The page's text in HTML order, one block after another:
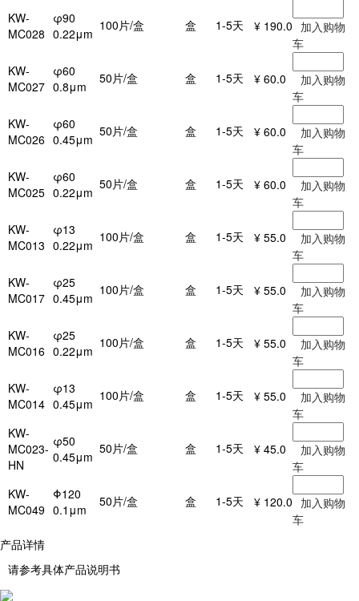
KW-
MC028
φ90
0.22μm
100片/盒 盒 1-5天 ¥ 190.0 加入购物
车
KW-
MC027
φ60
0.8μm
50片/盒 盒 1-5天 ¥ 60.0
加入购物
车
KW-
MC026
φ60
0.45μm
50片/盒 盒 1-5天 ¥ 60.0
加入购物
车
KW-
MC025
φ60
0.22μm
50片/盒 盒 1-5天 ¥ 60.0
加入购物
车
KW-
MC013
φ13
0.22μm
100片/盒 盒 1-5天 ¥ 55.0
加入购物
车
KW-
MC017
φ25
0.45μm
100片/盒 盒 1-5天 ¥ 55.0
加入购物
车
KW-
MC016
φ25
0.22μm
100片/盒 盒 1-5天 ¥ 55.0
加入购物
车
KW-
MC014
φ13
0.45μm
100片/盒 盒 1-5天 ¥ 55.0
加入购物
车
KW-
MC023-
HN
φ50
0.45μm
50片/盒 盒 1-5天 ¥ 45.0
加入购物
车
KW-
MC049
Φ120
0.1μm
50片/盒 盒 1-5天 ¥ 120.0 加入购物
车
产品详情
请参考具体产品说明书